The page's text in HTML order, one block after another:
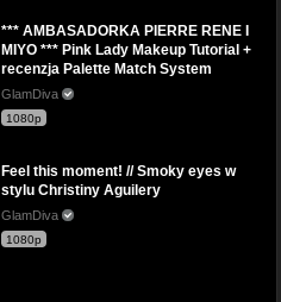
*** AMBASADORKA PIERRE RENE I
MIYO *** Pink Lady Makeup Tutorial +
recenzja Palette Match System
GlamDiva
1080p
Feel this moment! // Smoky eyes w
stylu Christiny Aguilery
GlamDiva
1080p